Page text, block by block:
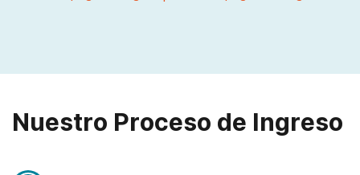
Nuestro Proceso de Ingreso